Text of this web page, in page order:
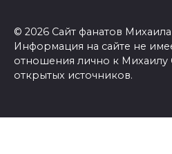
© 2026 Сайт фанатов
Информация на сайте не
отношения лично к Михаилу
открытых источников.